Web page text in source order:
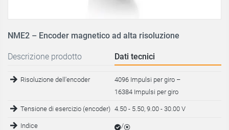
NME2 – Encoder magnetico ad alta risoluzione
Descrizione prodotto Dati tecnici
Risoluzione dell'encoder
4096 Impulsi per giro –
16384 Impulsi per giro
Tensione di esercizio (encoder) 4.50 - 5.50, 9.00 - 30.00 V
Indice /